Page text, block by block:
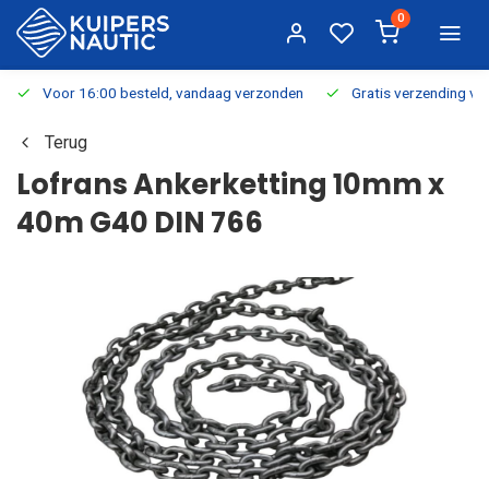
0
Voor 16:00 besteld, vandaag verzonden Gratis verzending
Terug
Lofrans Ankerketting 10mm x
40m G40 DIN 766